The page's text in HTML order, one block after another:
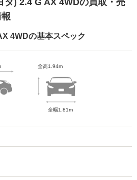
4WDの基本スペック
全高1.94m
全幅1.81m